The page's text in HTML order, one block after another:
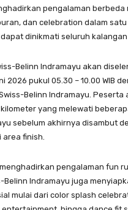
pengalaman berbeda
dan celebration dalam
dinikmati seluruh
Belinn Indramayu akan
2026 pukul 05.30 – 10.00 WIB
Belinn Indramayu. Peserta
yang melewati
sebelum akhirnya disambut
area finish.
pengalaman fun
Belinn Indramayu juga
mulai dari color splash